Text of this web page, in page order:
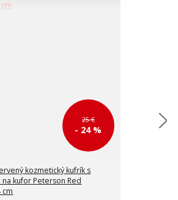
25 €
- 24 %
kozmetický kufrík s
kufor Peterson Red
cm